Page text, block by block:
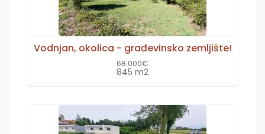
Vodnjan, okolica - građevinsko zemljište!
68.000€
845 m2